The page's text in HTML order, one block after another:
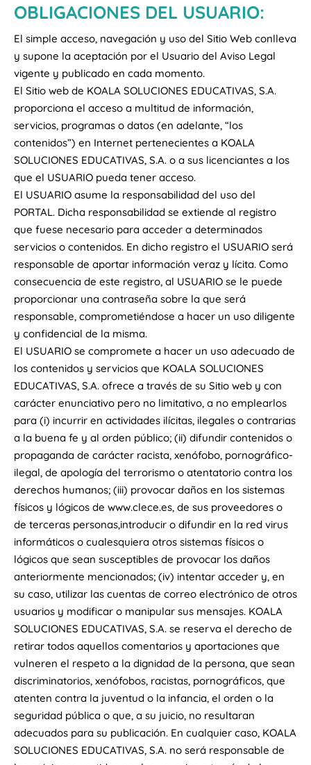
OBLIGACIONES DEL USUARIO:
El simple acceso, navegación y uso del Sitio Web conlleva
y supone la aceptación por el Usuario del Aviso Legal
vigente y publicado en cada momento.
El Sitio web de KOALA SOLUCIONES EDUCATIVAS, S.A.
proporciona el acceso a multitud de información,
servicios, programas o datos (en adelante, “los
contenidos”) en Internet pertenecientes a KOALA
SOLUCIONES EDUCATIVAS, S.A. o a sus licenciantes a los
que el USUARIO pueda tener acceso.
El USUARIO asume la responsabilidad del uso del
PORTAL. Dicha responsabilidad se extiende al registro
que fuese necesario para acceder a determinados
servicios o contenidos. En dicho registro el USUARIO será
responsable de aportar información veraz y lícita. Como
consecuencia de este registro, al USUARIO se le puede
proporcionar una contraseña sobre la que será
responsable, comprometiéndose a hacer un uso diligente
y confidencial de la misma.
El USUARIO se compromete a hacer un uso adecuado de
los contenidos y servicios que KOALA SOLUCIONES
EDUCATIVAS, S.A. ofrece a través de su Sitio web y con
carácter enunciativo pero no limitativo, a no emplearlos
para (i) incurrir en actividades ilícitas, ilegales o contrarias
a la buena fe y al orden público; (ii) difundir contenidos o
propaganda de carácter racista, xenófobo, pornográfico-
ilegal, de apología del terrorismo o atentatorio contra los
derechos humanos; (iii) provocar daños en los sistemas
físicos y lógicos de www.clece.es, de sus proveedores o
de terceras personas,introducir o difundir en la red virus
informáticos o cualesquiera otros sistemas físicos o
lógicos que sean susceptibles de provocar los daños
anteriormente mencionados; (iv) intentar acceder y, en
su caso, utilizar las cuentas de correo electrónico de otros
usuarios y modificar o manipular sus mensajes. KOALA
SOLUCIONES EDUCATIVAS, S.A. se reserva el derecho de
retirar todos aquellos comentarios y aportaciones que
vulneren el respeto a la dignidad de la persona, que sean
discriminatorios, xenófobos, racistas, pornográficos, que
atenten contra la juventud o la infancia, el orden o la
seguridad pública o que, a su juicio, no resultaran
adecuados para su publicación. En cualquier caso, KOALA
SOLUCIONES EDUCATIVAS, S.A. no será responsable de